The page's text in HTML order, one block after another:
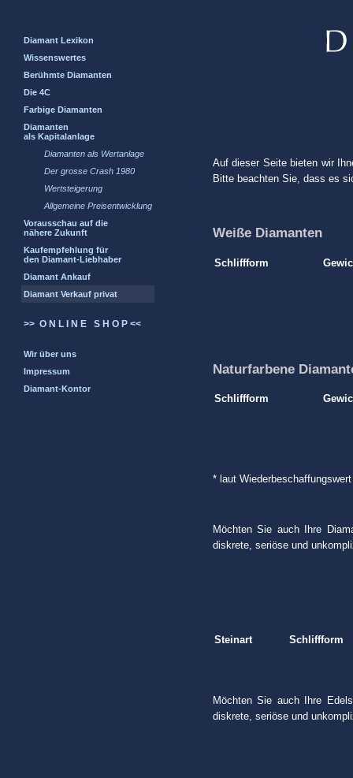
Diamant Lexikon
Wissenswertes
Berühmte Diamanten
Die 4C
Farbige Diamanten
Diamanten
als Kapitalanlage
Diamanten als Wertanlage
Der grosse Crash 1980
Wertsteigerung
Allgemeine Preisentwicklung
Vorausschau auf die
nähere Zukunft
Kaufempfehlung für
den Diamant-Liebhaber
Diamant Ankauf
Diamant Verkauf privat
>> O N L I N E S H O P <<
Wir über uns
Impressum
Diamant-Kontor
Auf dieser Seite bieten wir
Bitte beachten Sie, dass es
Weiße Diamanten
Schliffform
Naturfarbene
Schliffform
* laut
Möchten Sie auch Ihre
diskrete, seriöse und
Steinart Schliffform
Möchten Sie auch Ihre
diskrete, seriöse und